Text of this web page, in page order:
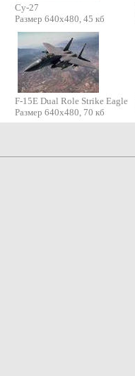
Су-27
Размер 640х480, 45 кб
F-15E Dual Role Strike Eagle
Размер 640x480, 70 кб